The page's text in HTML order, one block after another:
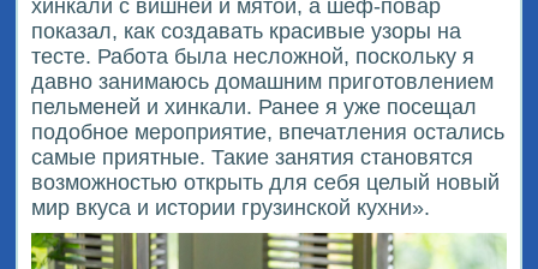
хинкали с вишней и мятой, а шеф-повар
показал, как создавать красивые узоры на
тесте. Работа была несложной, поскольку я
давно занимаюсь домашним приготовлением
пельменей и хинкали. Ранее я уже посещал
подобное мероприятие, впечатления остались
самые приятные. Такие занятия становятся
возможностью открыть для себя целый новый
мир вкуса и истории грузинской кухни».